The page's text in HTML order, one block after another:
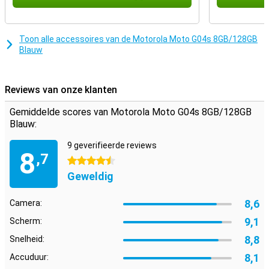
Toon alle accessoires van de Motorola Moto G04s 8GB/128GB
Blauw
Reviews van onze klanten
Gemiddelde scores van Motorola Moto G04s 8GB/128GB
Blauw:
8,7
9 geverifieerde reviews
4.5 sterren
Geweldig
Camera: 8,6
Scherm: 9,1
Snelheid: 8,8
Accuduur: 8,1